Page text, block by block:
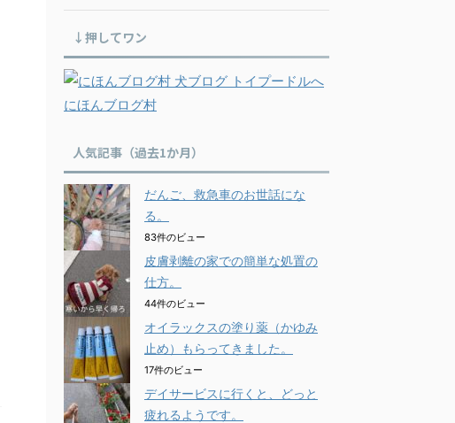
↓押してワン
にほんブログ村
人気記事（過去1か月）
だんご、救急車のお世話にな
る。
83件のビュー
皮膚剥離の家での簡単な処置の
仕方。
44件のビュー
オイラックスの塗り薬（かゆみ
止め）もらってきました。
17件のビュー
デイサービスに行くと、どっと
疲れるようです。